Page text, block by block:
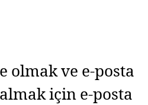
olmak ve e-posta
için e-posta